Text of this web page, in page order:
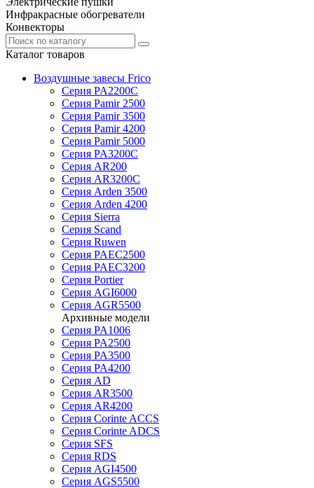
Инфракрасные обогреватели
Конвекторы
Каталог товаров
Воздушные завесы Frico
Серия PA2200C
Серия Pamir 2500
Серия Pamir 3500
Серия Pamir 4200
Серия Pamir 5000
Серия PA3200C
Серия AR200
Серия AR3200C
Серия Arden 3500
Серия Arden 4200
Серия Sierra
Серия Scand
Серия Ruwen
Серия PAEC2500
Серия PAEC3200
Серия Portier
Серия AGI6000
Серия AGR5500
Архивные модели
Серия PA1006
Серия PA2500
Серия PA3500
Серия PA4200
Серия AD
Серия AR3500
Серия AR4200
Серия Corinte ACCS
Серия Corinte ADCS
Серия SFS
Серия RDS
Серия AGI4500
Серия AGS5500